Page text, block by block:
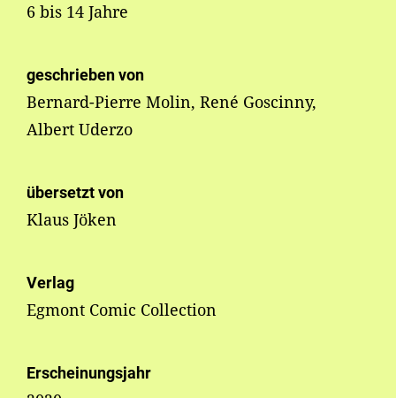
6 bis 14 Jahre
geschrieben von
Bernard-Pierre Molin, René Goscinny,
Albert Uderzo
übersetzt von
Klaus Jöken
Verlag
Egmont Comic Collection
Erscheinungsjahr